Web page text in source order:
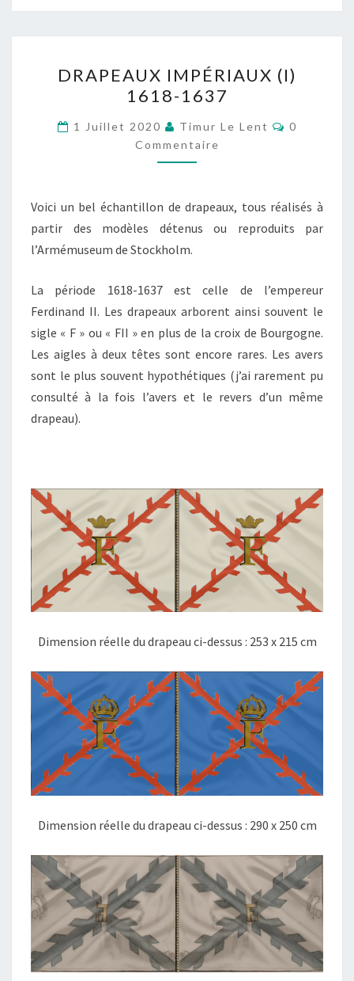
IMPÉRIAUX
(I)
1618-
1637
DRAPEAUX IMPÉRIAUX (I)
1618-1637
1 Juillet 2020 Timur Le Lent
0
Commentaire
Voici un bel échantillon de drapeaux, tous réalisés à
partir des modèles détenus ou reproduits par
l’Armémuseum de Stockholm.
La période 1618-1637 est celle de l’empereur
Ferdinand II. Les drapeaux arborent ainsi souvent le
sigle « F » ou « FII » en plus de la croix de Bourgogne.
Les aigles à deux têtes sont encore rares. Les avers
sont le plus souvent hypothétiques (j’ai rarement pu
consulté à la fois l’avers et le revers d’un même
drapeau).
Dimension réelle du drapeau ci-dessus : 253 x 215 cm
Dimension réelle du drapeau ci-dessus : 290 x 250 cm